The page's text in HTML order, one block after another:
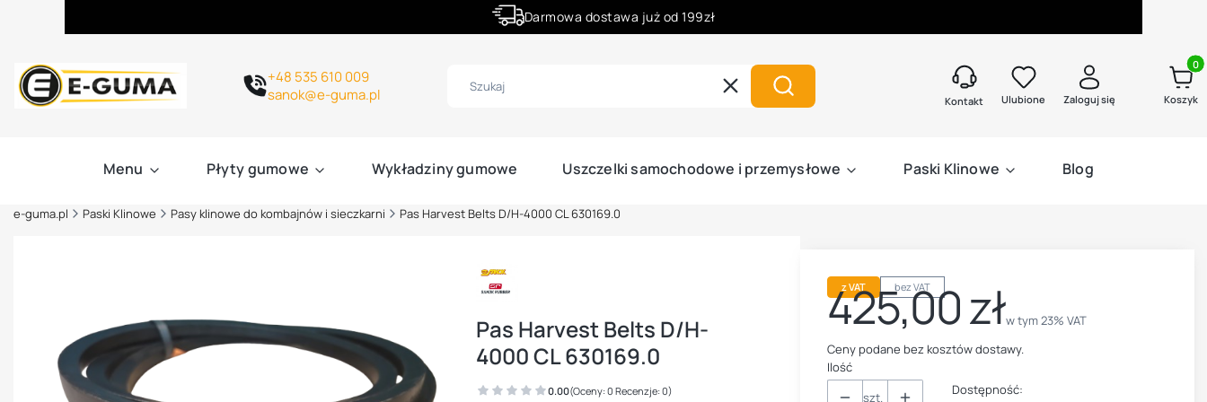
Darmowa dostawa już od 199zł
+48 535 610 009
sanok@e-guma.pl
Wyczyść Szukaj Kontakt Ulubione Zaloguj się Koszyk
Menu Płyty gumowe Wykładziny gumowe Uszczelki samochodowe i przemysłowe Paski Klinowe Blog
e-guma.pl Paski Klinowe Pasy klinowe do kombajnów i sieczkarni Pas Harvest Belts D/H-4000 CL 630169.0
Pas Harvest Belts D/H-
4000 CL 630169.0
0.00(Oceny: 0 Recenzje: 0)
z VAT bez VAT
Cena
425,00 złw tym 23% VAT
w tym23% VAT
Ceny podane bez kosztów dostawy.
Ilość
szt.
Dostępność: